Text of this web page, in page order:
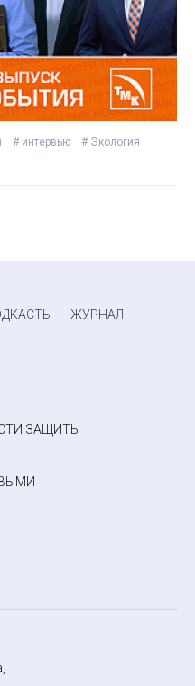
# интервью # Экология
ЖУРНАЛ
ЗАЩИТЫ